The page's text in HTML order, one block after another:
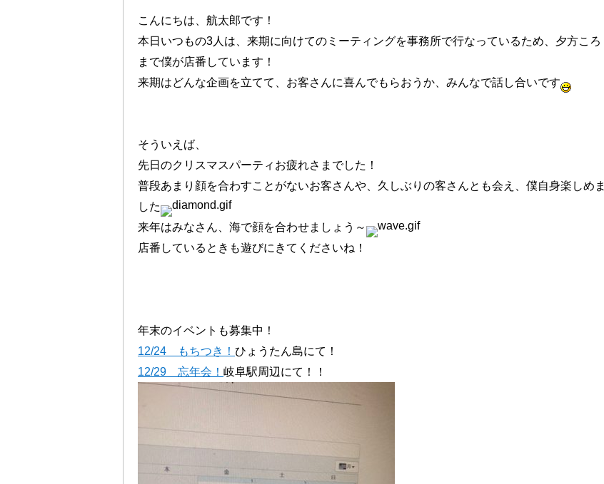
こんにちは、航太郎です！
本日いつもの3人は、来期に向けてのミーティングを事務所で行なっているため、夕方ころ
まで僕が店番しています！
来期はどんな企画を立てて、お客さんに喜んでもらおうか、みんなで話し合いです
そういえば、
先日のクリスマスパーティお疲れさまでした！
普段あまり顔を合わすことがないお客さんや、久しぶりの客さんとも会え、僕自身楽しめま
した
来年はみなさん、海で顔を合わせましょう～
店番しているときも遊びにきてくださいね！
年末のイベントも募集中！
12/24 もちつき！ ひょうたん島にて！
12/29 忘年会！ 岐阜駅周辺にて！！